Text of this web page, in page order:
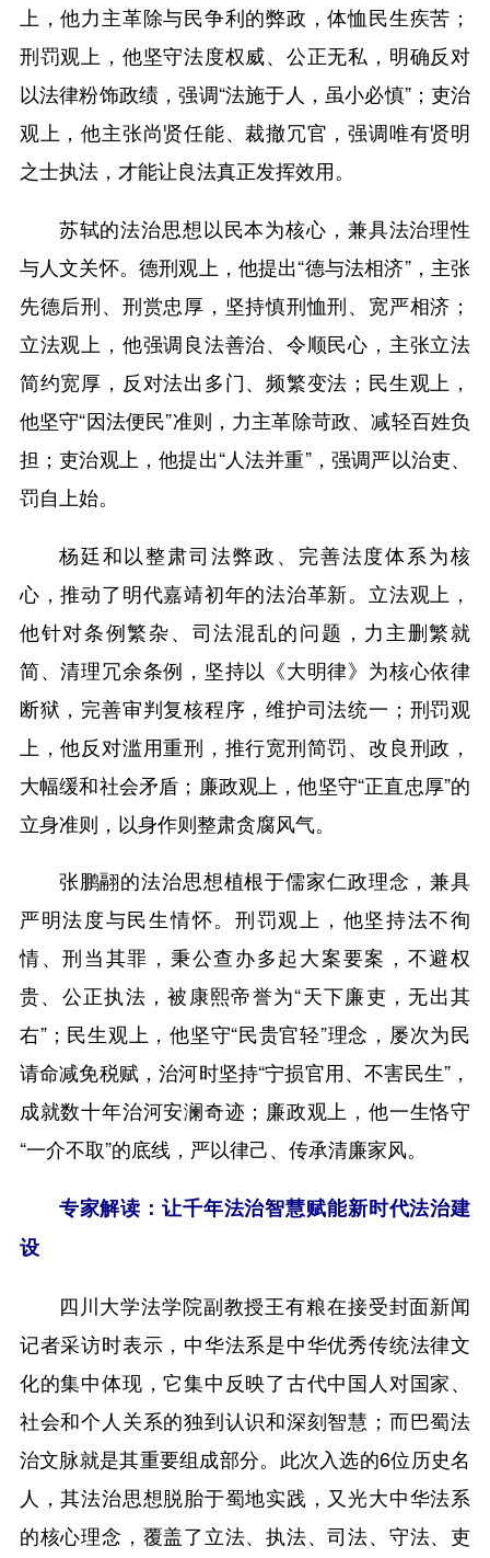
上，他力主革除与民争利的弊政，体恤民生疾苦；
刑罚观上，他坚守法度权威、公正无私，明确反对
以法律粉饰政绩，强调“法施于人，虽小必慎”；吏治
观上，他主张尚贤任能、裁撤冗官，强调唯有贤明
之士执法，才能让良法真正发挥效用。
苏轼的法治思想以民本为核心，兼具法治理性
与人文关怀。德刑观上，他提出“德与法相济”，主张
先德后刑、刑赏忠厚，坚持慎刑恤刑、宽严相济；
立法观上，他强调良法善治、令顺民心，主张立法
简约宽厚，反对法出多门、频繁变法；民生观上，
他坚守“因法便民”准则，力主革除苛政、减轻百姓负
担；吏治观上，他提出“人法并重”，强调严以治吏、
罚自上始。
杨廷和以整肃司法弊政、完善法度体系为核
心，推动了明代嘉靖初年的法治革新。立法观上，
他针对条例繁杂、司法混乱的问题，力主删繁就
简、清理冗余条例，坚持以《大明律》为核心依律
断狱，完善审判复核程序，维护司法统一；刑罚观
上，他反对滥用重刑，推行宽刑简罚、改良刑政，
大幅缓和社会矛盾；廉政观上，他坚守“正直忠厚”的
立身准则，以身作则整肃贪腐风气。
张鹏翮的法治思想植根于儒家仁政理念，兼具
严明法度与民生情怀。刑罚观上，他坚持法不徇
情、刑当其罪，秉公查办多起大案要案，不避权
贵、公正执法，被康熙帝誉为“天下廉吏，无出其
右”；民生观上，他坚守“民贵官轻”理念，屡次为民
请命减免税赋，治河时坚持“宁损官用、不害民生”，
成就数十年治河安澜奇迹；廉政观上，他一生恪守
“一介不取”的底线，严以律己、传承清廉家风。
专家解读：让千年法治智慧赋能新时代法治建
设
四川大学法学院副教授王有粮在接受封面新闻
记者采访时表示，中华法系是中华优秀传统法律文
化的集中体现，它集中反映了古代中国人对国家、
社会和个人关系的独到认识和深刻智慧；而巴蜀法
治文脉就是其重要组成部分。此次入选的6位历史名
人，其法治思想脱胎于蜀地实践，又光大中华法系
的核心理念，覆盖了立法、执法、司法、守法、吏